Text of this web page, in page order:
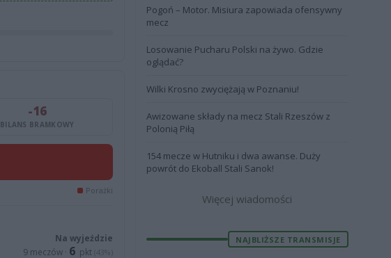
-16
BILANS BRAMKOWY
Porażki
Na wyjeździe
9 meczów · 6 pkt (43%)
Pogoń – Motor. Misiura zapowiada ofensywny
mecz
Losowanie Pucharu Polski na żywo. Gdzie
oglądać?
Wilki Krosno zwyciężają w Poznaniu!
Awizowane składy na mecz Stali Rzeszów z
Polonią Piłą
154 mecze w Hutniku i dwa awanse. Duży
powrót do Ekoball Stali Sanok!
Więcej wiadomości
NAJBLIŻSZE TRANSMISJE